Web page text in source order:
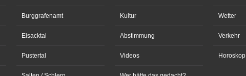
Burggrafenamt
Eisacktal
Pustertal
Kultur
Abstimmung
Videos
Wetter
Verkehr
Horoskop